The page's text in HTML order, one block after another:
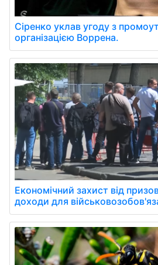
Сіренко уклав угоду з
організацією Воррена.
Економічний захист від
доходи для